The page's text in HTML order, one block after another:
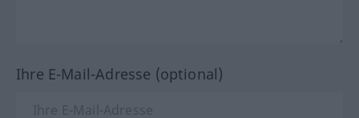
Ihre E-Mail-Adresse (optional)